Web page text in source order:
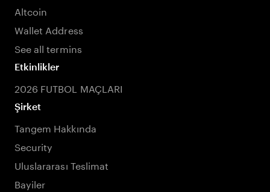
Altcoin
Wallet Address
See all termins
Etkinlikler
2026 FUTBOL MAÇLARI
Şirket
Tangem Hakkında
Security
Uluslararası Teslimat
Bayiler